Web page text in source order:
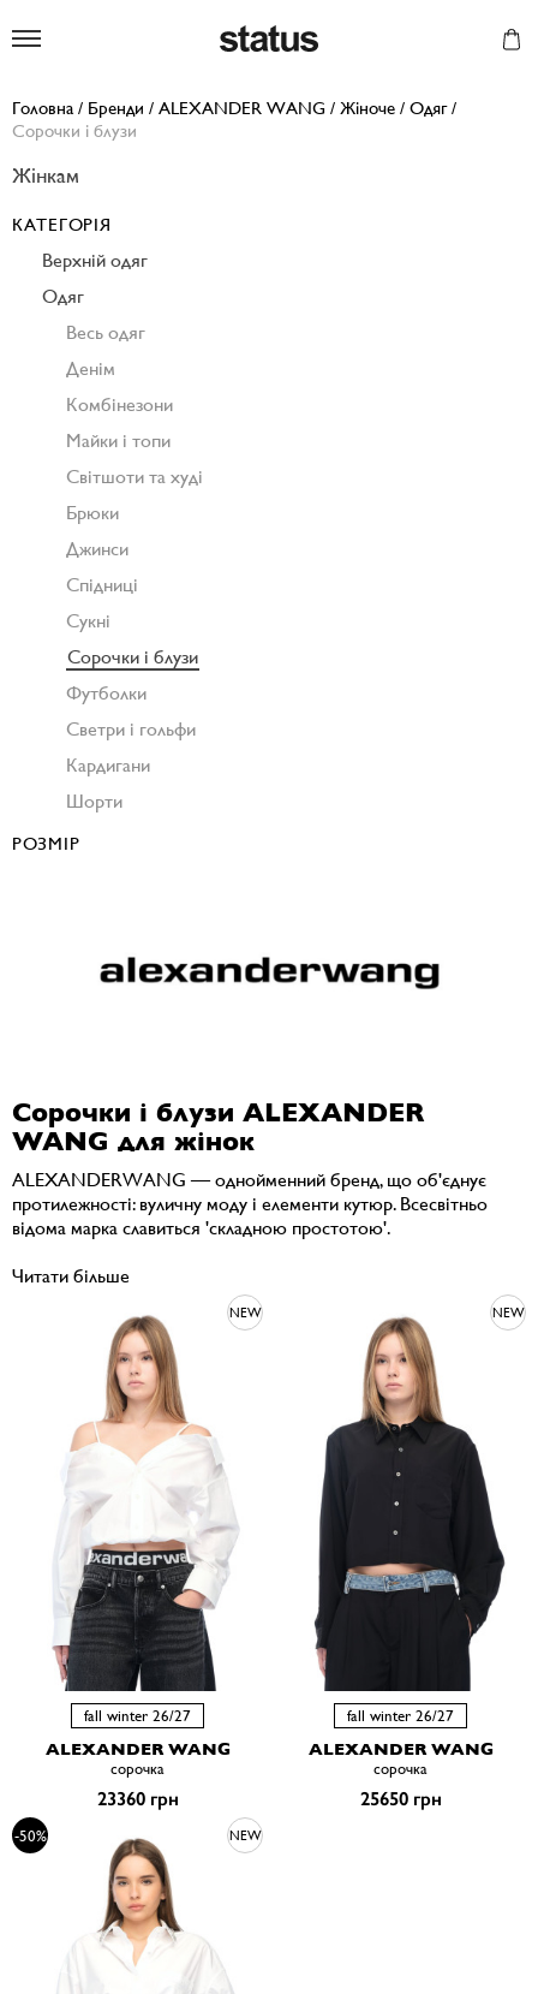
Головна / Бренди / ALEXANDER WANG / Жіноче / Одяг/
Сорочки і блузи
Сорочки і блузи ALEXANDER
WANG для жінок
ALEXANDERWANG — однойменний бренд, що об'єднує
протилежності: вуличну моду і елементи кутюр. Всесвітньо
відома марка славиться 'складною простотою'.
Читати більше
NEW
fall winter 26/27
ALEXANDER WANG
сорочка
23360 грн
NEW
fall winter 26/27
ALEXANDER WANG
сорочка
25650 грн
-50% NEW
Жінкам
КАТЕГОРІЯ
Верхній одяг
Одяг
Весь одяг
Денім
Комбінезони
Майки і топи
Світшоти та худі
Брюки
Джинси
Спідниці
Сукні
Сорочки і блузи
Футболки
Светри і гольфи
Кардигани
Шорти
РОЗМІР